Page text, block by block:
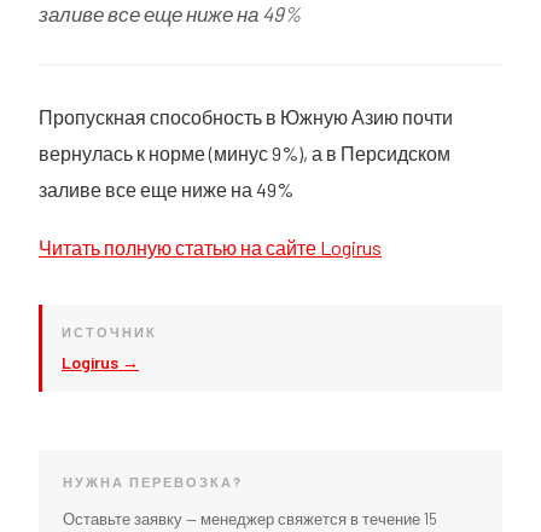
заливе все еще ниже на 49%
Пропускная способность в Южную Азию почти
вернулась к норме (минус 9%), а в Персидском
заливе все еще ниже на 49%
Читать полную статью на сайте Logirus
ИСТОЧНИК
Logirus →
НУЖНА ПЕРЕВОЗКА?
Оставьте заявку — менеджер свяжется в течение 15